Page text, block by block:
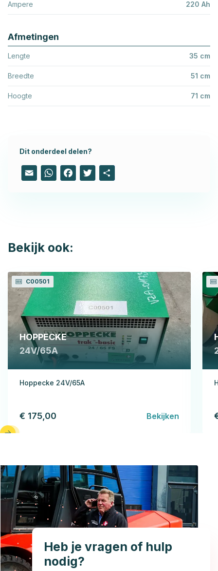
Ampere 220 Ah
Afmetingen
Lengte 35 cm
Breedte 51 cm
Hoogte 71 cm
Dit onderdeel delen?
Email WhatsAppFacebook
Twitter
Bekijk ook:
C00501
HOPPECKE
24V/65A
Hoppecke 24V/65A
€ 175,00 Bekijken
Heb je vragen of hulp
nodig?